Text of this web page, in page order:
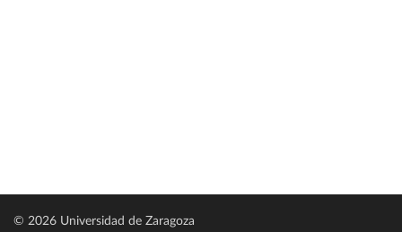
© 2026 Universidad de Zaragoza